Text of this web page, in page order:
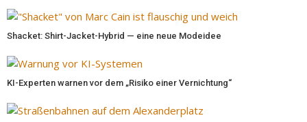
Shacket: Shirt-Jacket-Hybrid — eine neue Modeidee
KI-Experten warnen vor dem „Risiko einer Vernichtung“